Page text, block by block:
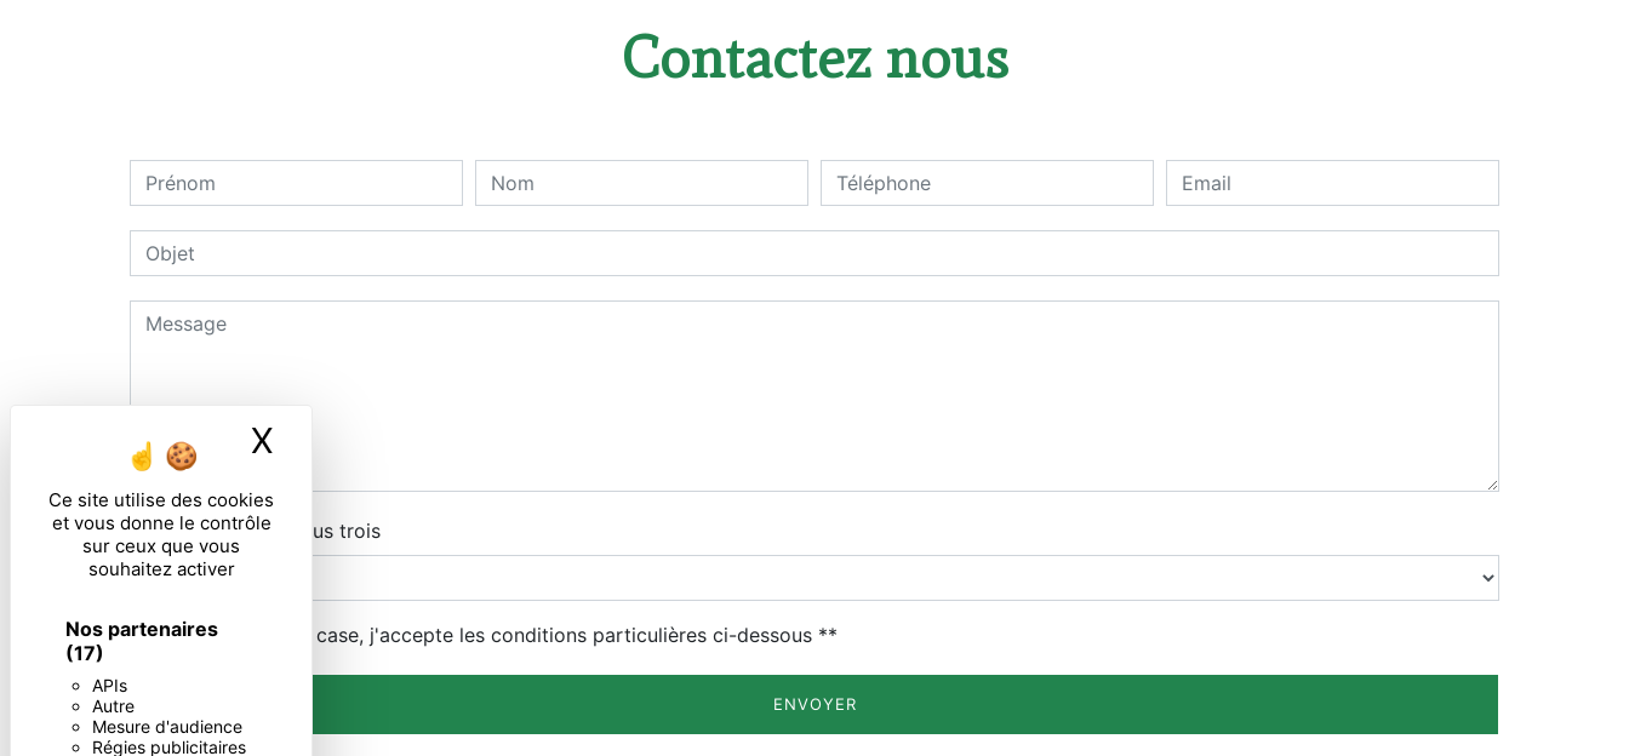
Ce site utilise des cookies
et vous donne le contrôle
sur ceux que vous
souhaitez activer
Nos partenaires
(17)
APIs
Autre
Mesure d'audience
Régies publicitaires
X
Contactez nous
Combien font dix plus trois
En cochant cette case, j'accepte les conditions particulières ci-dessous **
ENVOYER